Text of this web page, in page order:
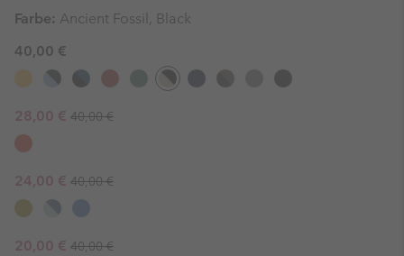
Farbe: Ancient Fossil, Black
40,00 €
Sale price:
28,00 € Regular price:
40,00 €
Sale price:
24,00 € Regular price:
40,00 €
Sale price:
20,00 € Regular price:
40,00 €